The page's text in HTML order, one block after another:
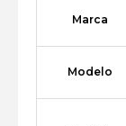
Marca
Modelo